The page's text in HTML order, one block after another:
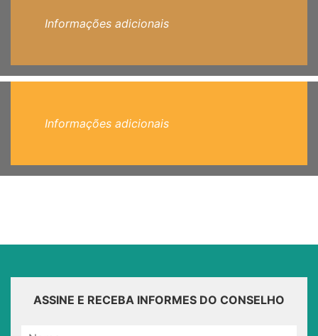
Informações adicionais
Informações adicionais
ASSINE E RECEBA INFORMES DO CONSELHO